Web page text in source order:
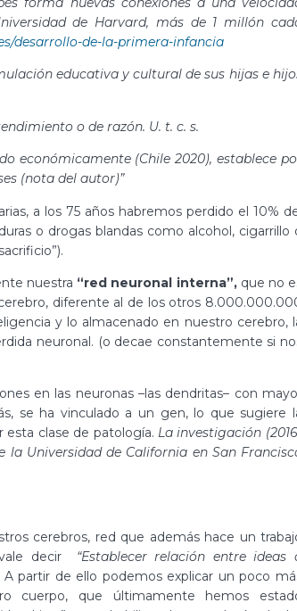
de Harvard, más de 1 millón
desarrollo-de-la-primera-infancia
educativa y cultural de sus hijas e
o de razón. U. t. c. s.
económicamente (Chile 2020), establece
(nota del autor)”
a los 75 años habremos perdido el 10%
o drogas blandas como alcohol, cigarrillo
nuestra “red neuronal interna”, que no
diferente al de los otros
y lo almacenado en nuestro cerebro,
neuronal. (o decae constantemente si
en las neuronas –las dendritas– con
se ha vinculado a un gen, lo que sugiere
esta clase de patología. La investigación
Universidad de California en San
cerebros, red que además hace un
decir
“Establecer relación entre ideas
A partir de ello podemos explicar un poco
cuerpo, que últimamente hemos